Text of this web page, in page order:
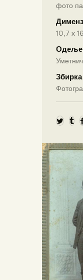
фото
10,7 х
Збирка